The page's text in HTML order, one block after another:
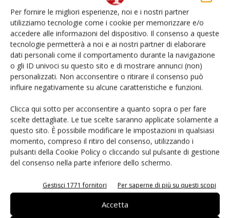
Per fornire le migliori esperienze, noi e i nostri partner
utilizziamo tecnologie come i cookie per memorizzare e/o
accedere alle informazioni del dispositivo. Il consenso a queste
tecnologie permetterà a noi e ai nostri partner di elaborare
dati personali come il comportamento durante la navigazione
o gli ID univoci su questo sito e di mostrare annunci (non)
personalizzati. Non acconsentire o ritirare il consenso può
influire negativamente su alcune caratteristiche e funzioni.
Clicca qui sotto per acconsentire a quanto sopra o per fare
scelte dettagliate. Le tue scelte saranno applicate solamente a
questo sito. È possibile modificare le impostazioni in qualsiasi
momento, compreso il ritiro del consenso, utilizzando i
pulsanti della Cookie Policy o cliccando sul pulsante di gestione
del consenso nella parte inferiore dello schermo.
Gestisci 1771 fornitori Per saperne di più su questi scopi
Accetta
L’ortofrutta di Extra Supermercati tra localismo e
Ai #Repartofresh
Andamento prezzi ortofrutta in Italia al 27 luglio
2026
Leonardo Odorizzi: “Dobbiamo creare stupore nel
punto di vendita” #vocidellortofrutta